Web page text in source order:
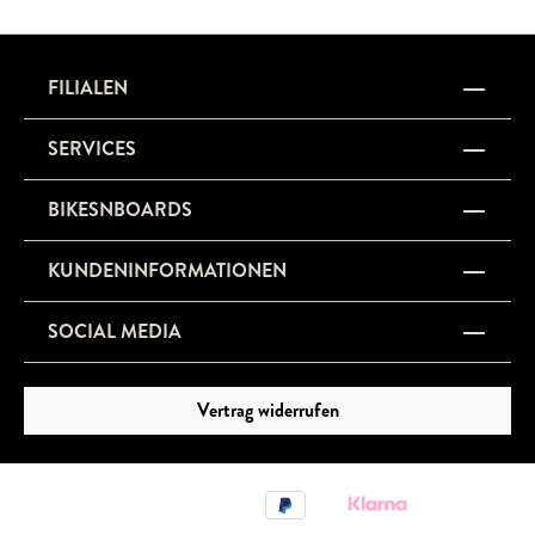
FILIALEN
SERVICES
BIKESNBOARDS
KUNDENINFORMATIONEN
SOCIAL MEDIA
Vertrag widerrufen